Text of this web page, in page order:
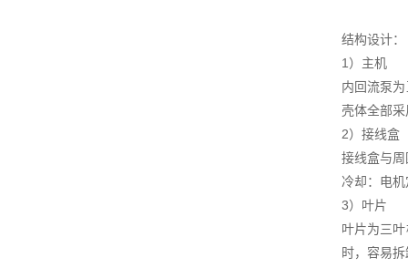
结构设计：
1）主机
内回流泵
壳体全部
2）接线盒
接线盒与
冷却：电
3）叶片
叶片为三
时，容易